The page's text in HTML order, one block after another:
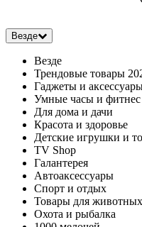
Везде
Везде
Трендовые товары
Гаджеты и
Умные часы и фитнес
Для дома и дачи
Красота и здоровье
Детские игрушки и
TV Shop
Галантерея
Автоаксессуары
Спорт и отдых
Товары для животных
Охота и рыбалка